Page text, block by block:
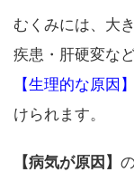
むくみには、大
疾患・肝硬変な
【生理的な原因】
けられます。
【病気が原因】